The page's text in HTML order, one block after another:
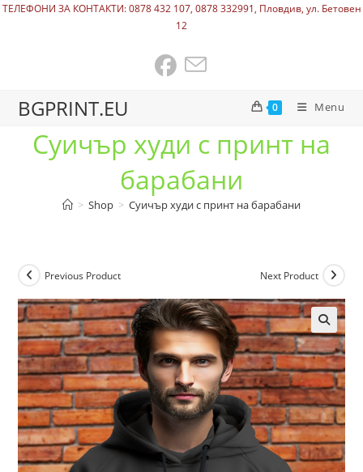
ТЕЛЕФОНИ ЗА КОНТАКТИ: 0878 432 107, 0878 332991, Пловдив, ул. Бетовен
12
BGPRINT.EU 0 Menu
Суичър худи с принт на
барабани
> Shop > Суичър худи с принт на барабани
Previous Product Next Product